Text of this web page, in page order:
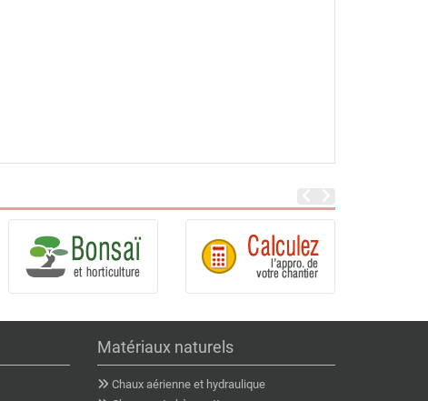
Matériaux naturels
Chaux aérienne et hydraulique